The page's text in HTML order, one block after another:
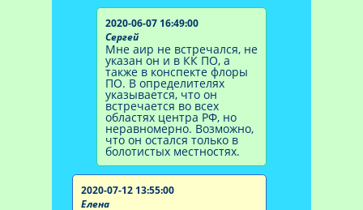
2020-06-07 16:49:00
Сергей
Мне аир не встречался, не
указан он и в КК ПО, а
также в конспекте флоры
ПО. В определителях
указывается, что он
встречается во всех
областях центра РФ, но
неравномерно. Возможно,
что он остался только в
болотистых местностях.
2020-07-12 13:55:00
Елена